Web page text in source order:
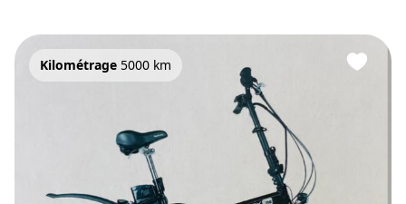
Kilométrage 5000 km